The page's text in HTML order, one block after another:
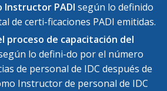
Instructor PADI según lo definido
de certi-ficaciones PADI emitidas.
proceso de capacitación del
lo defini-do por el número
de personal de IDC después de
Instructor de personal de IDC